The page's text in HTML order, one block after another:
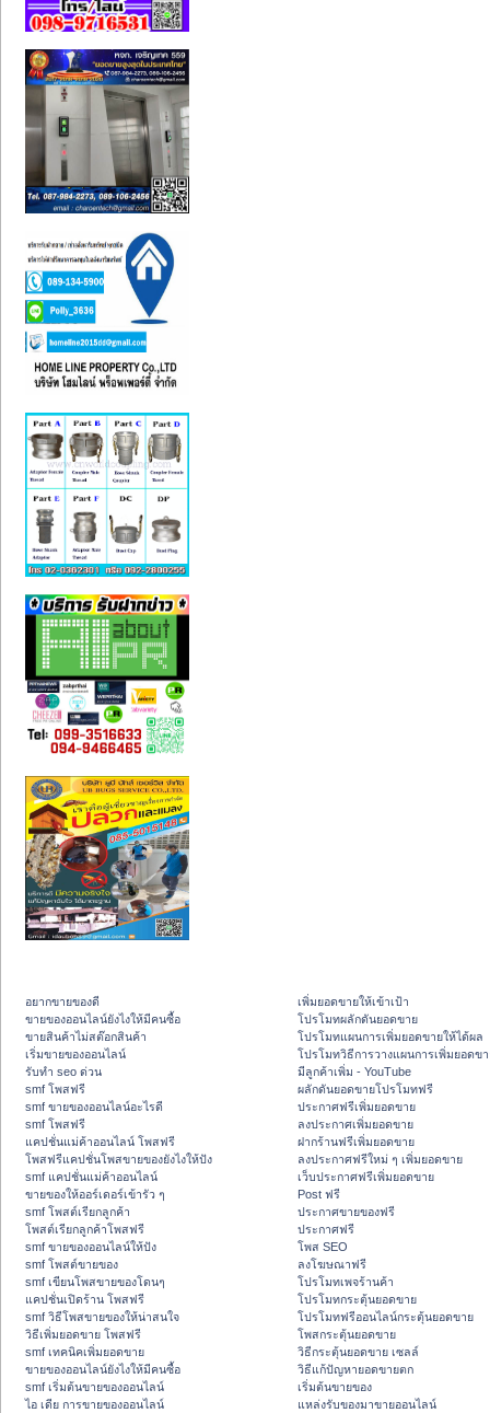
อยากขายของดี
ขายของออนไลน์ยังไงให้มีคนซื้อ
ขายสินค้าไม่สต๊อกสินค้า
เริ่มขายของออนไลน์
รับทำ seo ด่วน
smf โพสฟรี
smf ขายของออนไลน์อะไรดี
smf โพสฟรี
แคปชั่นแม่ค้าออนไลน์ โพสฟรี
โพสฟรีแคปชั่นโพสขายของยังไงให้ปัง
smf แคปชั่นแม่ค้าออนไลน์
ขายของให้ออร์เดอร์เข้ารัว ๆ
smf โพสต์เรียกลูกค้า
โพสต์เรียกลูกค้าโพสฟรี
smf ขายของออนไลน์ให้ปัง
smf โพสต์ขายของ
smf เขียนโพสขายของโดนๆ
แคปชั่นเปิดร้าน โพสฟรี
smf วิธีโพสขายของให้น่าสนใจ
วิธีเพิ่มยอดขาย โพสฟรี
smf เทคนิคเพิ่มยอดขาย
ขายของออนไลน์ยังไงให้มีคนซื้อ
smf เริ่มต้นขายของออนไลน์
ไอ เดีย การขายของออนไลน์
เพิ่มยอดขายให้เข้าเป้า
โปรโมทผลักดันยอดขาย
โปรโมทแผนการเพิ่มยอดขายให้ได้ผล
โปรโมทวิธีการวางแผนการเพิ่มยอดข
มีลูกค้าเพิ่ม - YouTube
ผลักดันยอดขายโปรโมทฟรี
ประกาศฟรีเพิ่มยอดขาย
ลงประกาศเพิ่มยอดขาย
ฝากร้านฟรีเพิ่มยอดขาย
ลงประกาศฟรีใหม่ ๆ เพิ่มยอดขาย
เว็บประกาศฟรีเพิ่มยอดขาย
Post ฟรี
ประกาศขายของฟรี
ประกาศฟรี
โพส SEO
ลงโฆษณาฟรี
โปรโมทเพจร้านค้า
โปรโมทกระตุ้นยอดขาย
โปรโมทฟรีออนไลน์กระตุ้นยอดขาย
โพสกระตุ้นยอดขาย
วิธีกระตุ้นยอดขาย เซลล์
วิธีแก้ปัญหายอดขายตก
เริ่มต้นขายของ
แหล่งรับของมาขายออนไลน์